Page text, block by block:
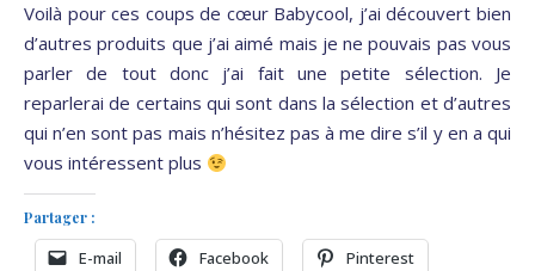
Voilà pour ces coups de cœur Babycool, j’ai découvert bien
d’autres produits que j’ai aimé mais je ne pouvais pas vous
parler de tout donc j’ai fait une petite sélection. Je
reparlerai de certains qui sont dans la sélection et d’autres
qui n’en sont pas mais n’hésitez pas à me dire s’il y en a qui
vous intéressent plus
Partager :
E-mail Facebook Pinterest